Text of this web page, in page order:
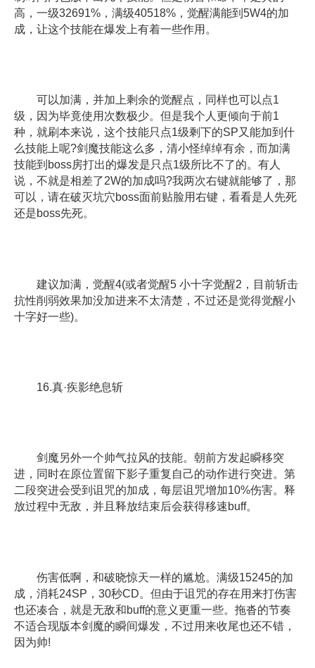
高，一级32691%，满级40518%，觉醒满能到5W4的加
成，让这个技能在爆发上有着一些作用。
可以加满，并加上剩余的觉醒点，同样也可以点1
级，因为毕竟使用次数极少。但是我个人更倾向于前1
种，就刷本来说，这个技能只点1级剩下的SP又能加到什
么技能上呢?剑魔技能这么多，清小怪绰绰有余，而加满
技能到boss房打出的爆发是只点1级所比不了的。有人
说，不就是相差了2W的加成吗?我两次右键就能够了，那
可以，请在破灭坑穴boss面前贴脸用右键，看看是人先死
还是boss先死。
建议加满，觉醒4(或者觉醒5 小十字觉醒2，目前斩击
抗性削弱效果加没加进来不太清楚，不过还是觉得觉醒小
十字好一些)。
16.真·疾影绝息斩
剑魔另外一个帅气拉风的技能。朝前方发起瞬移突
进，同时在原位置留下影子重复自己的动作进行突进。第
二段突进会受到诅咒的加成，每层诅咒增加10%伤害。释
放过程中无敌，并且释放结束后会获得移速buff。
伤害低啊，和破晓惊天一样的尴尬。满级15245的加
成，消耗24SP，30秒CD。但由于诅咒的存在用来打伤害
也还凑合，就是无敌和buff的意义更重一些。拖沓的节奏
不适合现版本剑魔的瞬间爆发，不过用来收尾也还不错，
因为帅!